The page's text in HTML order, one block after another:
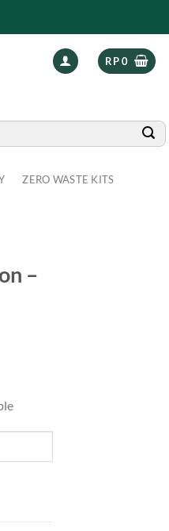
RP0
ZERO WASTE KITS
–